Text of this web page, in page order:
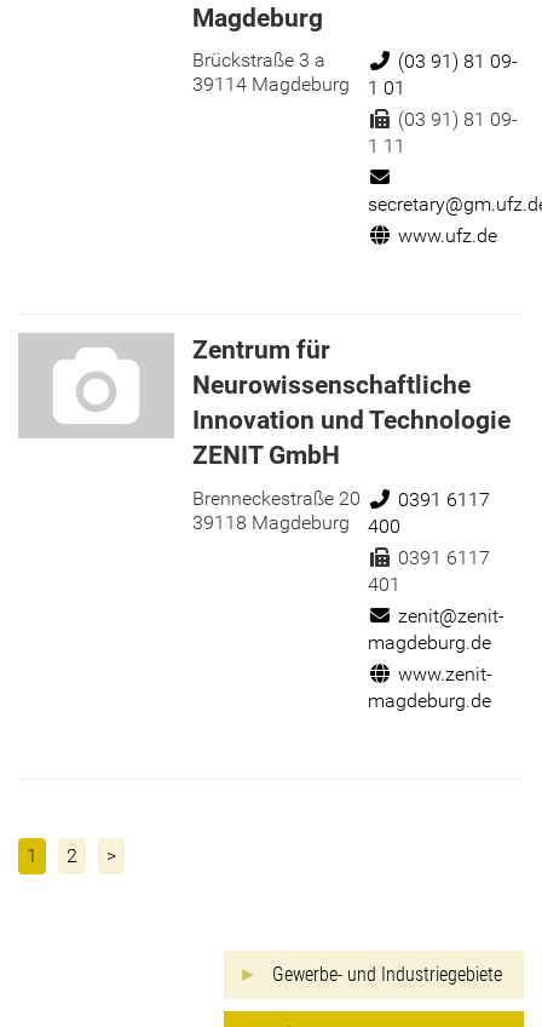
Magdeburg
Brückstraße 3 a
39114 Magdeburg
Telefon:
(03 91) 81 09-
1 01
Fax:
(03 91) 81 09-
1 11
Internet:
www.ufz.de
Zentrum für
Neurowissenschaftliche
Innovation und Technologie
ZENIT GmbH
Brenneckestraße 20
39118 Magdeburg
Telefon:
0391 6117
400
Fax:
0391 6117
401
E-Mail:
zenit@zenit-
magdeburg.de
Internet:
www.zenit-
magdeburg.de
1 2 >
Gewerbe- und Industriegebiete